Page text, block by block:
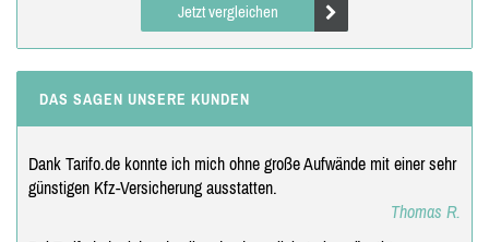
Jetzt vergleichen
DAS SAGEN UNSERE KUNDEN
Dank Tarifo.de konnte ich mich ohne große Aufwände mit einer sehr
günstigen Kfz-Versicherung ausstatten.
Thomas R.